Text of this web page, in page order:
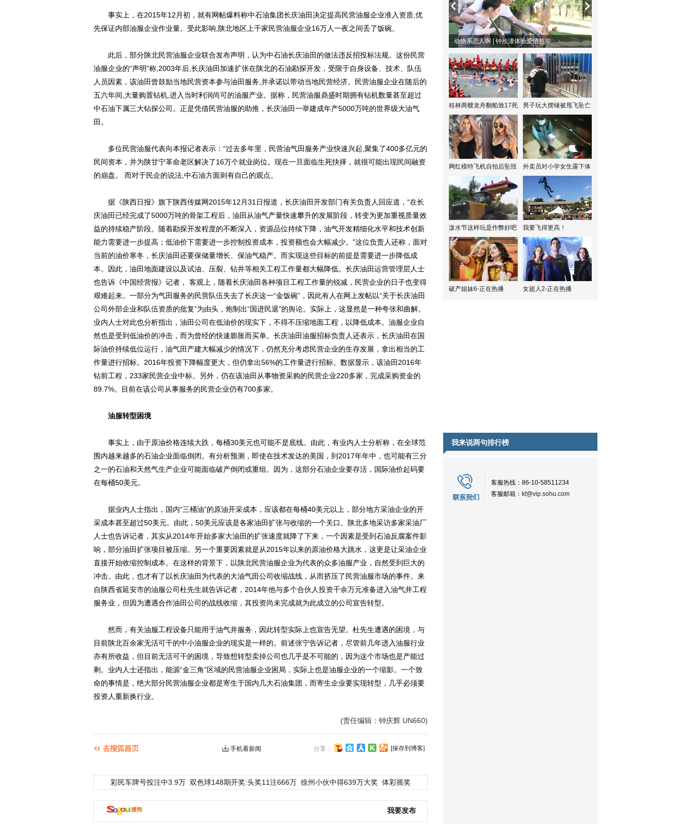
事实上，在2015年12月初，就有网帖爆料称中石油集团长庆油田决定提高民营油服企业准入资质,优
先保证内部油服企业作业量。受此影响,陕北地区上千家民营油服企业16万人一夜之间丢了饭碗。
此后，部分陕北民营油服企业联合发布声明，认为中石油长庆油田的做法违反招投标法规。这份民营
油服企业的“声明”称,2003年后,长庆油田加速扩张在陕北的石油勘探开发，受限于自身设备、技术、队伍
人员因素，该油田曾鼓励当地民营资本参与油田服务,并承诺以带动当地民营经济。民营油服企业在随后的
五六年间,大量购置钻机,进入当时利润尚可的油服产业。据称，民营油服鼎盛时期拥有钻机数量甚至超过
中石油下属三大钻探公司。正是凭借民营油服的助推，长庆油田一举建成年产5000万吨的世界级大油气
田。
多位民营油服代表向本报记者表示：“过去多年里，民营油气田服务产业快速兴起,聚集了400多亿元的
民间资本，并为陕甘宁革命老区解决了16万个就业岗位。现在一旦面临生死抉择，就很可能出现民间融资
的崩盘。 而对于民企的说法,中石油方面则有自己的观点。
据《陕西日报》旗下陕西传媒网2015年12月31日报道，长庆油田开发部门有关负责人回应道，“在长
庆油田已经完成了5000万吨的骨架工程后，油田从油气产量快速攀升的发展阶段，转变为更加重视质量效
益的持续稳产阶段。随着勘探开发程度的不断深入，资源品位持续下降，油气开发精细化水平和技术创新
能力需要进一步提高；低油价下需要进一步控制投资成本，投资额也会大幅减少。”这位负责人还称，面对
当前的油价寒冬，长庆油田还要保储量增长、保油气稳产。而实现这些目标的前提是需要进一步降低成
本。因此，油田地面建设以及试油、压裂、钻井等相关工程工作量都大幅降低。长庆油田运营管理层人士
也告诉《中国经营报》记者， 客观上，随着长庆油田各种项目工程工作量的锐减，民营企业的日子也变得
艰难起来。一部分为气田服务的民营队伍失去了长庆这一“金饭碗”，因此有人在网上发帖以“关于长庆油田
公司外部企业和队伍资质的批复”为由头，炮制出“国进民退”的舆论。实际上，这显然是一种夸张和曲解。
业内人士对此也分析指出，油田公司在低油价的现实下，不得不压缩地面工程，以降低成本。油服企业自
然也是受到低油价的冲击，而为曾经的快速膨胀而买单。长庆油田油服招标负责人还表示，长庆油田在国
际油价持续低位运行，油气田产建大幅减少的情况下，仍然充分考虑民营企业的生存发展，拿出相当的工
作量进行招标。2016年投资下降幅度更大，但仍拿出56%的工作量进行招标。数据显示，该油田2016年
钻前工程，233家民营企业中标。另外，仍在该油田从事物资采购的民营企业220多家，完成采购资金的
89.7%。目前在该公司从事服务的民营企业仍有700多家。
油服转型困境
事实上，由于原油价格连续大跌，每桶30美元也可能不是底线。由此，有业内人士分析称，在全球范
围内越来越多的石油企业面临倒闭。有分析预测，即使在技术发达的美国，到2017年年中，也可能有三分
之一的石油和天然气生产企业可能面临破产倒闭或重组。因为，这部分石油企业要存活，国际油价起码要
在每桶50美元。
据业内人士指出，国内“三桶油”的原油开采成本，应该都在每桶40美元以上，部分地方采油企业的开
采成本甚至超过50美元。由此，50美元应该是各家油田扩张与收缩的一个关口。陕北多地采访多家采油厂
人士也告诉记者，其实从2014年开始多家大油田的扩张速度就降了下来，一个因素是受到石油反腐案件影
响，部分油田扩张项目被压缩。另一个重要因素就是从2015年以来的原油价格大跳水，这更是让采油企业
直接开始收缩控制成本。在这样的背景下，以陕北民营油服企业为代表的众多油服产业，自然受到巨大的
冲击。由此，也才有了以长庆油田为代表的大油气田公司收缩战线，从而挤压了民营油服市场的事件。来
自陕西省延安市的油服公司杜先生就告诉记者，2014年他与多个合伙人投资千余万元准备进入油气井工程
服务业，但因为遭遇合作油田公司的战线收缩，其投资尚未完成就为此成立的公司宣告转型。
然而，有关油服工程设备只能用于油气井服务，因此转型实际上也宣告无望。杜先生遭遇的困境，与
目前陕北百余家无活可干的中小油服企业的现实是一样的。前述张宁告诉记者，尽管前几年进入油服行业
亦有所收益，但目前无活可干的困境，导致想转型卖掉公司也几乎是不可能的，因为这个市场也是产能过
剩。业内人士还指出，能源“金三角”区域的民营油服企业困局，实际上也是油服企业的一个缩影。一个致
命的事情是，绝大部分民营油服企业都是寄生于国内几大石油集团，而寄生企业要实现转型，几乎必须要
投资人重新换行业。
(责任编辑：钟庆辉 UN660)
分享： [保存到博客]
手机看新闻
彩民车牌号投注中3.9万 双色球148期开奖:头奖11注666万 徐州小伙中得639万大奖 体彩摇奖
我要发布
动物系恋人啊 | 钟欣潼体验爱情哲学
桂林两艘龙舟翻船致17死 男子玩大摆锤被甩飞坠亡
网红模特飞机自拍后坠毁 外卖员对小学女生露下体
泼水节这样玩是作弊好吧 我要飞得更高！
破产姐妹6-正在热播 女超人2-正在热播
我来说两句排行榜
客服热线：86-10-58511234
客服邮箱： kf@vip.sohu.com